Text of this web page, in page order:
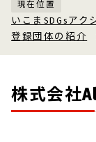
現在位置
いこまSDGsアク
登録団体の紹介
株式会社